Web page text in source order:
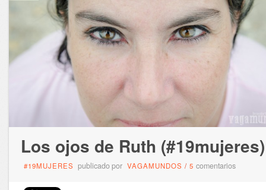
Los ojos de Ruth (#19mujeres)
#19MUJERES publicado por VAGAMUNDOS / 5 comentarios